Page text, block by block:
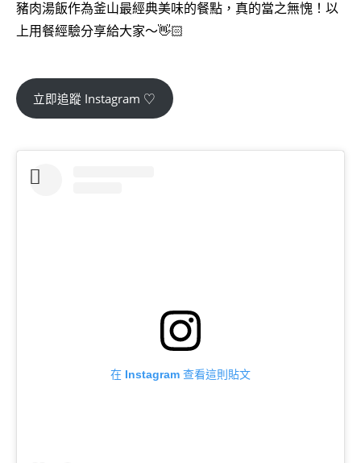
豬肉湯飯作為釜山最經典美味的餐點，真的當之無愧！以
上用餐經驗分享給大家～👋🏻
立即追蹤 Instagram ♡
在 Instagram 查看這則貼文